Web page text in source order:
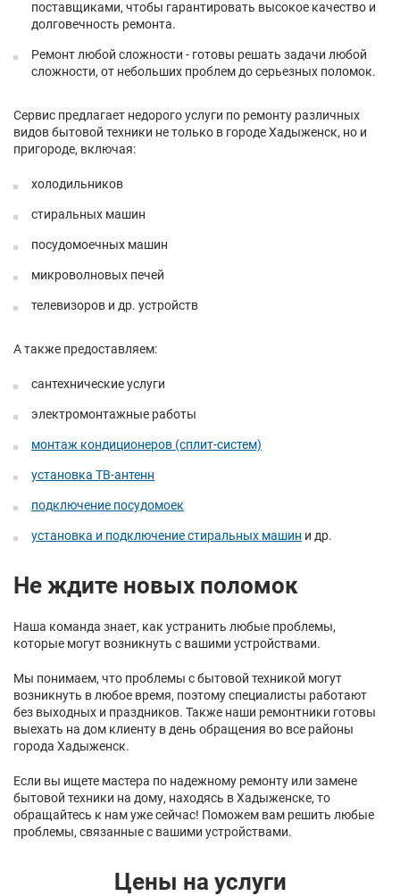
поставщиками, чтобы гарантировать высокое качество и
долговечность ремонта.
Ремонт любой сложности - готовы решать задачи любой
сложности, от небольших проблем до серьезных поломок.
Сервис предлагает недорого услуги по ремонту различных
видов бытовой техники не только в городе Хадыженск, но и
пригороде, включая:
холодильников
стиральных машин
посудомоечных машин
микроволновых печей
телевизоров и др. устройств
А также предоставляем:
сантехнические услуги
электромонтажные работы
монтаж кондиционеров (сплит-систем)
установка ТВ-антенн
подключение посудомоек
установка и подключение стиральных машин и др.
Не ждите новых поломок
Наша команда знает, как устранить любые проблемы,
которые могут возникнуть с вашими устройствами.
Мы понимаем, что проблемы с бытовой техникой могут
возникнуть в любое время, поэтому специалисты работают
без выходных и праздников. Также наши ремонтники готовы
выехать на дом клиенту в день обращения во все районы
города Хадыженск.
Если вы ищете мастера по надежному ремонту или замене
бытовой техники на дому, находясь в Хадыженске, то
обращайтесь к нам уже сейчас! Поможем вам решить любые
проблемы, связанные с вашими устройствами.
Цены на услуги